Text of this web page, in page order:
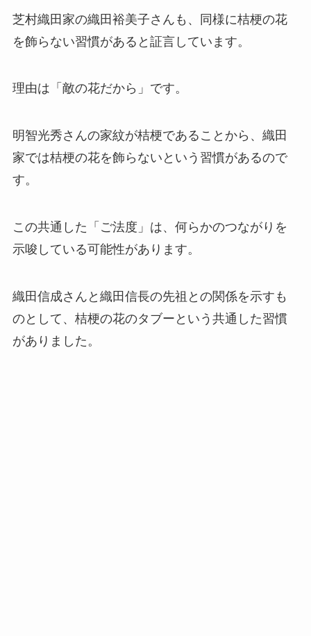
芝村織田家の織田裕美子さんも、同様に桔梗の花
を飾らない習慣があると証言しています。
理由は「敵の花だから」です。
明智光秀さんの家紋が桔梗であることから、織田
家では桔梗の花を飾らないという習慣があるので
す。
この共通した「ご法度」は、何らかのつながりを
示唆している可能性があります。
織田信成さんと織田信長の先祖との関係を示すも
のとして、桔梗の花のタブーという共通した習慣
がありました。